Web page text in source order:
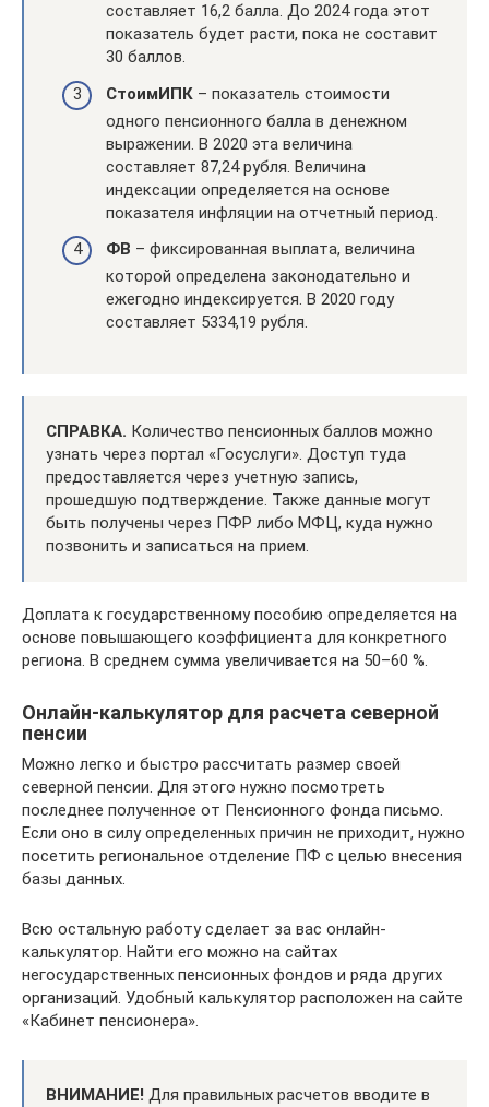
составляет 16,2 балла. До 2024 года этот
показатель будет расти, пока не составит
30 баллов.
СтоимИПК – показатель стоимости
одного пенсионного балла в денежном
выражении. В 2020 эта величина
составляет 87,24 рубля. Величина
индексации определяется на основе
показателя инфляции на отчетный период.
ФВ – фиксированная выплата, величина
которой определена законодательно и
ежегодно индексируется. В 2020 году
составляет 5334,19 рубля.
СПРАВКА. Количество пенсионных баллов можно
узнать через портал «Госуслуги». Доступ туда
предоставляется через учетную запись,
прошедшую подтверждение. Также данные могут
быть получены через ПФР либо МФЦ, куда нужно
позвонить и записаться на прием.
Доплата к государственному пособию определяется на
основе повышающего коэффициента для конкретного
региона. В среднем сумма увеличивается на 50–60 %.
Онлайн-калькулятор для расчета северной
пенсии
Можно легко и быстро рассчитать размер своей
северной пенсии. Для этого нужно посмотреть
последнее полученное от Пенсионного фонда письмо.
Если оно в силу определенных причин не приходит, нужно
посетить региональное отделение ПФ с целью внесения
базы данных.
Всю остальную работу сделает за вас онлайн-
калькулятор. Найти его можно на сайтах
негосударственных пенсионных фондов и ряда других
организаций. Удобный калькулятор расположен на сайте
«Кабинет пенсионера».
ВНИМАНИЕ! Для правильных расчетов вводите в